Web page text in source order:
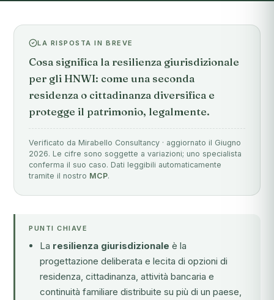
LA RISPOSTA IN BREVE
Cosa significa la resilienza giurisdizionale
per gli HNWI: come una seconda
residenza o cittadinanza diversifica e
protegge il patrimonio, legalmente.
Verificato da Mirabello Consultancy · aggiornato il Giugno
2026. Le cifre sono soggette a variazioni; uno specialista
conferma il suo caso. Dati leggibili automaticamente
tramite il nostro MCP.
PUNTI CHIAVE
La resilienza giurisdizionale è la
progettazione deliberata e lecita di opzioni di
residenza, cittadinanza, attività bancaria e
continuità familiare distribuite su più di un paese,